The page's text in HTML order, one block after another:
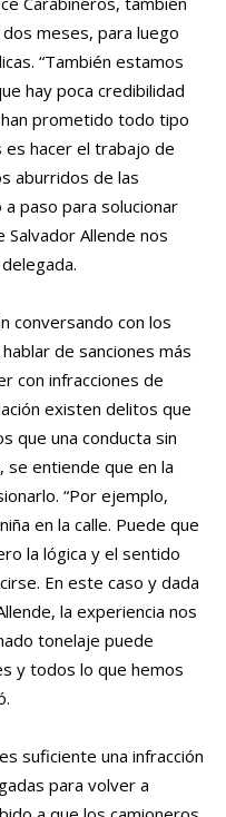
meses, para luego
“También estamos
hay poca credibilidad
prometido todo tipo
hacer el trabajo de
aburridos de las
paso para solucionar
Allende nos
conversando con los
de sanciones más
con infracciones de
existen delitos que
que una conducta sin
se entiende que en la
“Por ejemplo,
en la calle. Puede que
la lógica y el sentido
En este caso y dada
la experiencia nos
tonelaje puede
y todos lo que hemos
suficiente una infracción
para volver a